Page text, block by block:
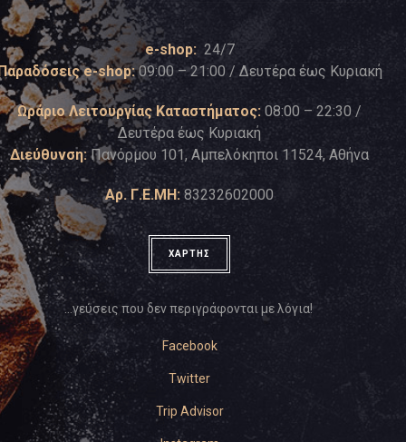
e-shop: 24/7
e-shop:09:00 – 21:00 / Δευτέρα έως Κυριακή
Ωράριο Λειτουργίας Καταστήματος: 08:00 – 22:30 /
Δευτέρα έως Κυριακή
Διεύθυνση: Πανόρμου 101, Αμπελόκηποι 11524, Αθήνα
Αρ. Γ.Ε.ΜΗ: 83232602000
ΧΑΡΤΗΣ
…γεύσεις που δεν περιγράφονται με λόγια!
Facebook
Twitter
Trip Advisor